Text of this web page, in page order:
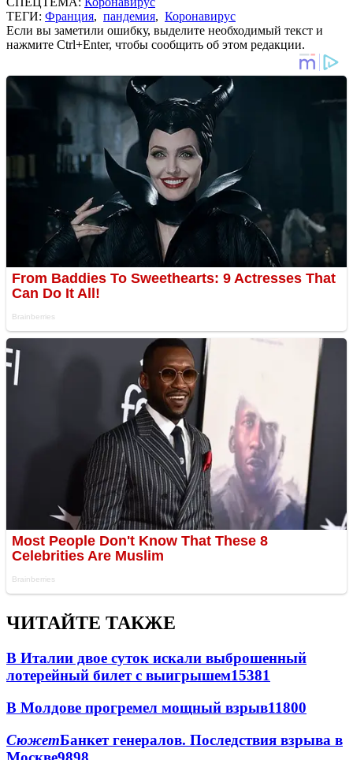
ТЕГИ: Франция, пандемия, Коронавирус
Если вы заметили ошибку, выделите необходимый текст и
нажмите Ctrl+Enter, чтобы сообщить об этом редакции.
ЧИТАЙТЕ ТАКЖЕ
В Италии двое суток искали выброшенный
лотерейный билет с выигрышем15381
В Молдове прогремел мощный взрыв11800
СюжетБанкет генералов. Последствия взрыва в